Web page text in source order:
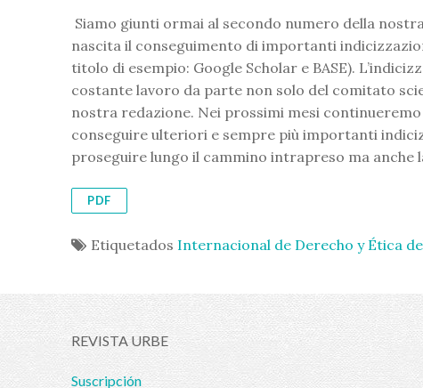
Siamo giunti ormai al secondo numero della
nascita il conseguimento di importanti
titolo di esempio: Google Scholar e BASE).
costante lavoro da parte non solo del comitato
nostra redazione. Nei prossimi mesi
conseguire ulteriori e sempre più importanti
proseguire lungo il cammino intrapreso ma
PDF
Etiquetados Internacional de Derecho y Ética
REVISTA URBE
Suscripción